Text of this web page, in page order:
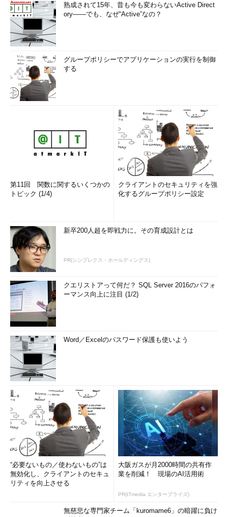
熟成されて15年、昔も今も変わらないActive Direct
ory――でも、なぜ“Active”なの？
グループポリシーでアプリケーションの実行を制御
する
第11回 関数に関するいくつかの
トピック (1/4)
クライアントのセキュリティを強
化するグループポリシー設定
新卒200人超を即戦力に。その育成設計とは
PR(シンプレクス・ホールディングス)
クエリストアって何だ？ SQL Server 2016のパフォ
ーマンス向上に注目 (1/2)
Word／Excelのパスワード保護も使いよう
“必要ないもの／使わないもの”は
無効化し、クライアントのセキュ
リティを向上させる
大阪ガスが月2000時間の共有作
業を削減！ 現場のAI活用術
PR(ITmedia エンタープライズ)
無慈悲な専門家チーム「kuromame6」の暗躍に負け